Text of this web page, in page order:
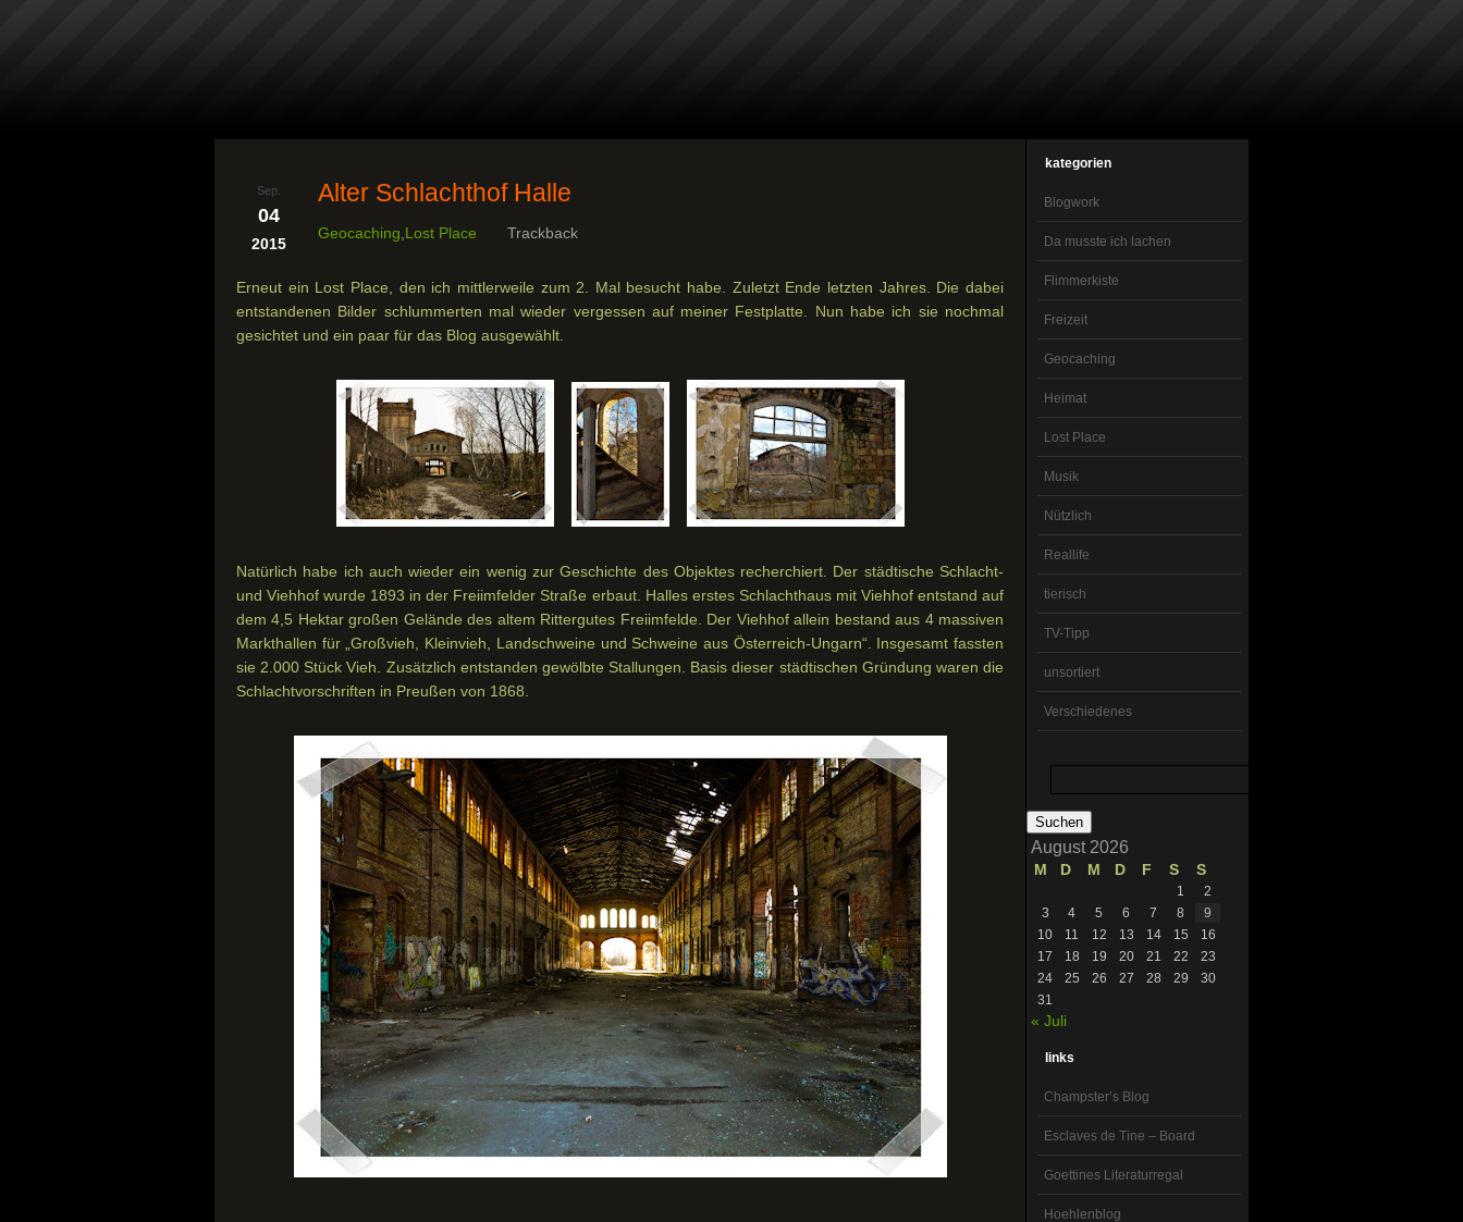
kategorien
Blogwork
Da musste ich lachen
Flimmerkiste
Freizeit
Geocaching
Heimat
Lost Place
Musik
Nützlich
Reallife
tierisch
TV-Tipp
unsortiert
Verschiedenes
August 2026
M D M D F S S
1
2
3
4 5 6 7 8
9
10
11 12 13 14 15
16
17
18 19 20 21 22
23
24
25 26 27 28 29
30
31
« Juli
links
Champster’s Blog
Esclaves de Tine – Board
Goettines Literaturregal
Hoehlenblog
Sep.
04
2015
Alter Schlachthof Halle
Geocaching,Lost Place Trackback
Erneut ein Lost Place, den ich mittlerweile zum 2. Mal besucht habe. Zuletzt Ende letzten Jahres. Die dabei
entstandenen Bilder schlummerten mal wieder vergessen auf meiner Festplatte. Nun habe ich sie nochmal
gesichtet und ein paar für das Blog ausgewählt.
Natürlich habe ich auch wieder ein wenig zur Geschichte des Objektes recherchiert. Der städtische Schlacht-
und Viehhof wurde 1893 in der Freiimfelder Straße erbaut. Halles erstes Schlachthaus mit Viehhof entstand auf
dem 4,5 Hektar großen Gelände des altem Rittergutes Freiimfelde. Der Viehhof allein bestand aus 4 massiven
Markthallen für „Großvieh, Kleinvieh, Landschweine und Schweine aus Österreich-Ungarn“. Insgesamt fassten
sie 2.000 Stück Vieh. Zusätzlich entstanden gewölbte Stallungen. Basis dieser städtischen Gründung waren die
Schlachtvorschriften in Preußen von 1868.